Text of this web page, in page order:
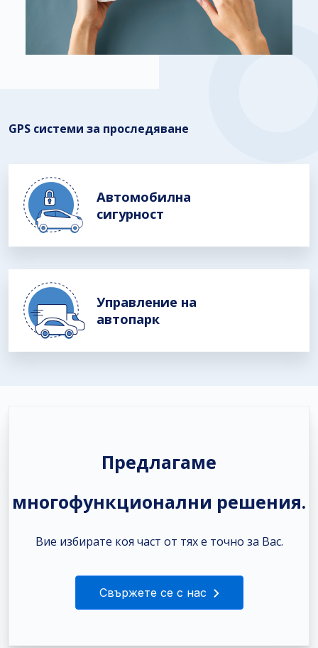
GPS системи за проследяване
Автомобилна
сигурност
Управление на
автопарк
Предлагаме
многофункционални решения.
Вие избирате коя част от тях е точно за Вас.
Свържете се с нас